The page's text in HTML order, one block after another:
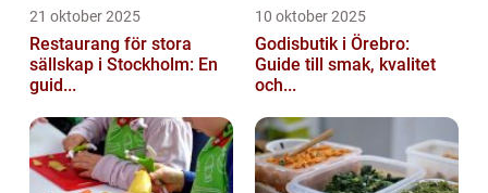
21 oktober 2025
Restaurang för stora
sällskap i Stockholm: En
guid...
10 oktober 2025
Godisbutik i Örebro:
Guide till smak, kvalitet
och...